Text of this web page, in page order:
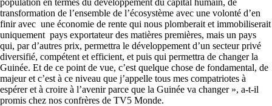
population en termes du développement du capital humain, de
transformation de l’ensemble de l’écosystème avec une volonté d’en
finir avec une économie de rente qui nous plomberait et immobiliserait
uniquement pays exportateur des matières premières, mais un pays
qui, par d’autres prix, permettra le développement d’un secteur privé
diversifié, compétent et efficient, et puis qui permettra de changer la
Guinée. Et de ce point de vue, c’est quelque chose de fondamental, de
majeur et c’est à ce niveau que j’appelle tous mes compatriotes à
espérer et à croire à l’avenir parce que la Guinée va changer », a-t-il
promis chez nos confrères de TV5 Monde.